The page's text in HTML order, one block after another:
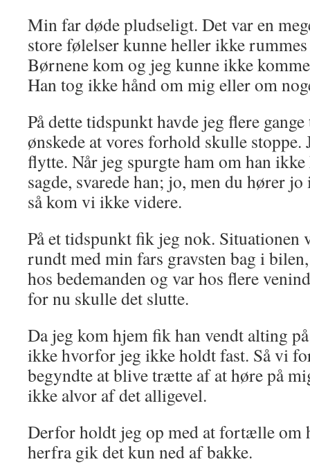
Min far døde pludseligt. Det var en
store følelser kunne heller ikke
Børnene kom og jeg kunne ikke
Han tog ikke hånd om mig eller om
På dette tidspunkt havde jeg flere
ønskede at vores forhold skulle stoppe.
flytte. Når jeg spurgte ham om han
sagde, svarede han; jo, men du hører
så kom vi ikke videre.
På et tidspunkt fik jeg nok. Situationen
rundt med min fars gravsten bag i
hos bedemanden og var hos flere
for nu skulle det slutte.
Da jeg kom hjem fik han vendt alting
ikke hvorfor jeg ikke holdt fast. Så vi
begyndte at blive trætte af at høre på
ikke alvor af det alligevel.
Derfor holdt jeg op med at fortælle om
herfra gik det kun ned af bakke.